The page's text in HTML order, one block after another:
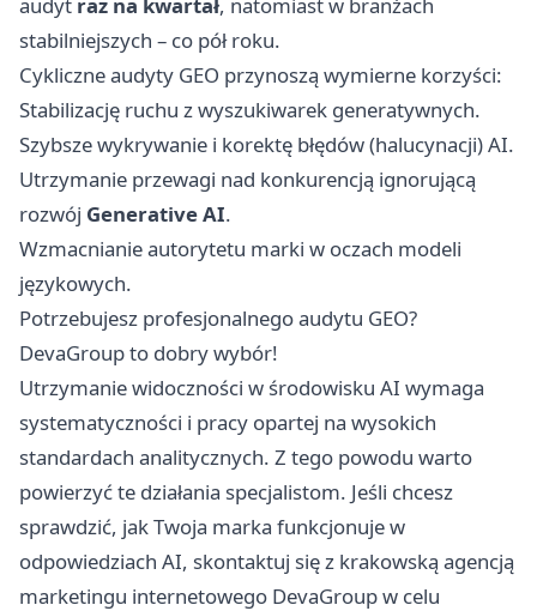
stabilniejszych – co pół roku.
Cykliczne audyty GEO przynoszą wymierne korzyści:
Stabilizację ruchu z wyszukiwarek generatywnych.
Szybsze wykrywanie i korektę błędów (halucynacji) AI.
Utrzymanie przewagi nad konkurencją ignorującą
rozwój Generative AI.
Wzmacnianie autorytetu marki w oczach modeli
językowych.
Potrzebujesz profesjonalnego audytu GEO?
DevaGroup to dobry wybór!
Utrzymanie widoczności w środowisku AI wymaga
systematyczności i pracy opartej na wysokich
standardach analitycznych. Z tego powodu warto
powierzyć te działania specjalistom. Jeśli chcesz
sprawdzić, jak Twoja marka funkcjonuje w
odpowiedziach AI, skontaktuj się z krakowską agencją
marketingu internetowego DevaGroupw celu